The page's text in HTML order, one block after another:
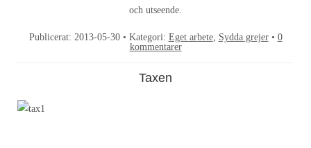
och utseende.
Publicerat: 2013-05-30• Kategori: Eget arbete, Sydda grejer• 0
kommentarer
Taxen